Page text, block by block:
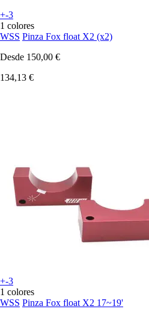
+-3
1 colores
WSS Pinza Fox float X2 (x2)
Desde 150,00 €
134,13 €
+-3
1 colores
WSS Pinza Fox float X2 17~19'